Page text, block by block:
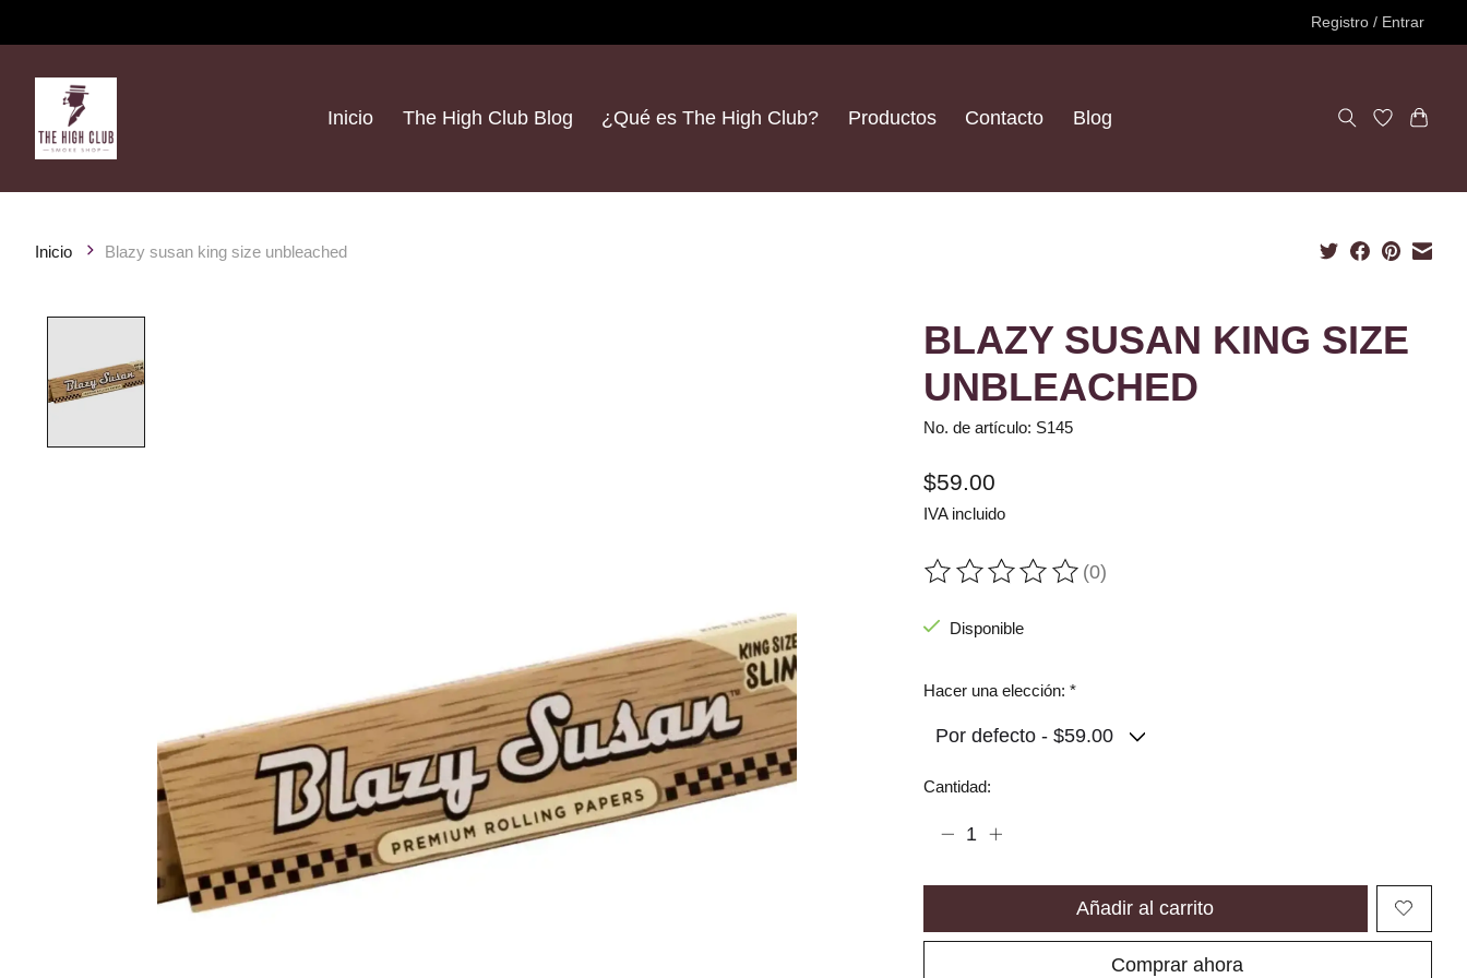
Registro / Entrar
Inicio The High Club Blog ¿Qué es The High Club? Productos Contacto Blog
Inicio Blazy susan king size unbleached
BLAZY SUSAN KING SIZE
UNBLEACHED
No. de artículo: S145
$59.00
IVA incluido
The rating of this product is
(0)
Disponible
Hacer una elección: *
Cantidad:
Añadir al carrito
Comprar ahora